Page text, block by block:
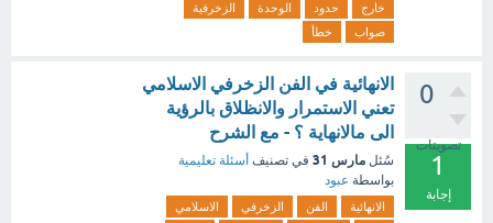
خارج
حدود الوحدة
الزخرفية
صواب
خطأ
0
تصويتات
1
إجابة
الانهائية في الفن الزخرفي الاسلامي
تعني الاستمرار والانظلاق بالرؤية
الى مالانهاية ؟ - مع الشرح
سُئل مارس 31 في تصنيف أسئلة تعليمية
بواسطة عبود
الانهائية الفن الزخرفي
الاسلامي